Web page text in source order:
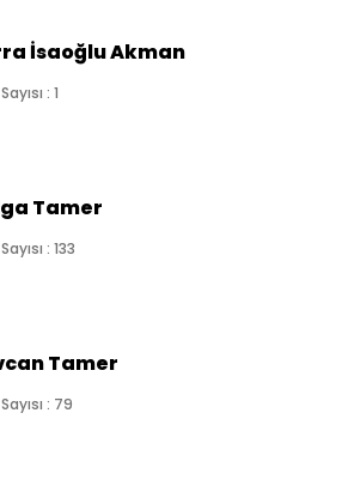
İsaoğlu Akman
: 1
Tamer
: 133
Tamer
: 79